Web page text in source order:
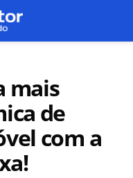
mais
de
com a